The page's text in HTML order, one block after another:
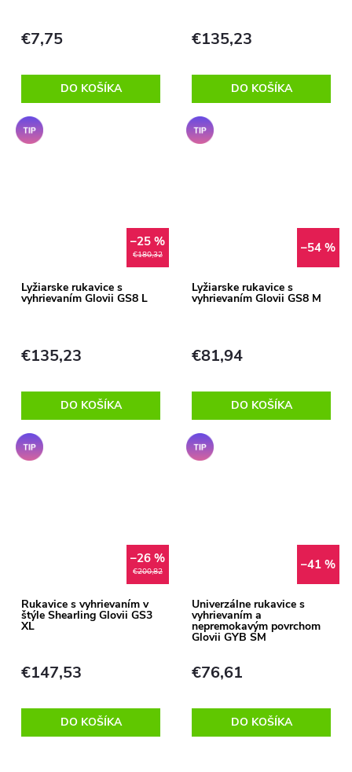
€7,75
DO KOŠÍKA
€135,23
DO KOŠÍKA
Tip
€180,32
–25 %
Lyžiarske rukavice s
vyhrievaním Glovii GS8 L
€135,23
DO KOŠÍKA
Tip
–54 %
Lyžiarske rukavice s
vyhrievaním Glovii GS8 M
€81,94
DO KOŠÍKA
Tip
€200,82
–26 %
Rukavice s vyhrievaním v
štýle Shearling Glovii GS3
XL
€147,53
DO KOŠÍKA
Tip
–41 %
Univerzálne rukavice s
vyhrievaním a
nepremokavým povrchom
Glovii GYB SM
€76,61
DO KOŠÍKA